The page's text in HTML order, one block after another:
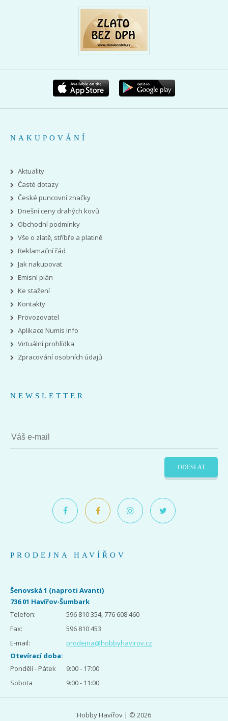
NAKUPOVÁNÍ
Aktuality
Časté dotazy
České puncovní značky
Dnešní ceny drahých kovů
Obchodní podmínky
Vše o zlatě, stříbře a platině
Reklamační řád
Jak nakupovat
Emisní plán
Ke stažení
Kontakty
Provozovatel
Aplikace Numis Info
Virtuální prohlídka
Zpracování osobních údajů
NEWSLETTER
ODESLAT
PRODEJNA HAVÍŘOV
Šenovská 1 (naproti Avanti)
736 01 Havířov-Šumbark
Telefon:
596 810 354, 776 608 460
Fax:
596 810 453
E-mail:
prodejna@hobbyhavirov.cz
Otevírací doba:
Pondělí - Pátek
9:00 - 17:00
Sobota
9:00 - 11:00
Hobby Havířov | © 2026